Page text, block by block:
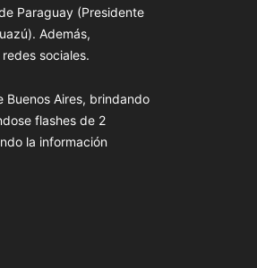
Paraguay (Presidente
Además,
sociales.
Buenos Aires, brindando
flashes de 2
la información